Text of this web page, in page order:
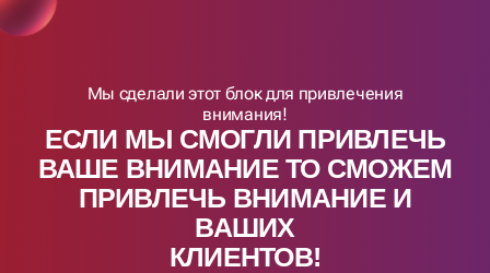
Мы сделали этот блок для привлечения
внимания!
ЕСЛИ МЫ СМОГЛИ ПРИВЛЕЧЬ
ВАШЕ ВНИМАНИЕ ТО СМОЖЕМ
ПРИВЛЕЧЬ ВНИМАНИЕ И
ВАШИX
КЛИЕНТОВ!